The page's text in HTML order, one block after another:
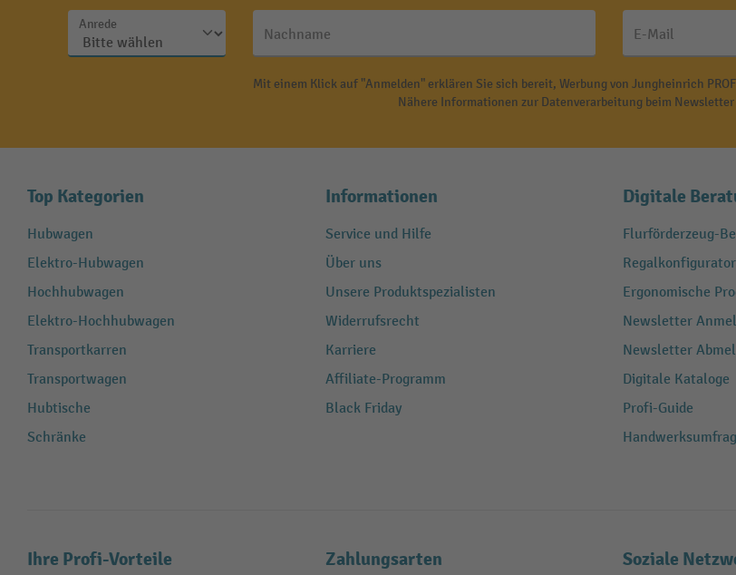
Anrede
Nachname E-Mail
Mit einem Klick auf "Anmelden" erklären Sie sich bereit, Werbung von Jungheinrich
Nähere Informationen zur Datenverarbeitung beim
Top Kategorien
Hubwagen
Elektro-Hubwagen
Hochhubwagen
Elektro-Hochhubwagen
Transportkarren
Transportwagen
Hubtische
Schränke
Informationen
Service und Hilfe
Über uns
Unsere Produktspezialisten
Widerrufsrecht
Karriere
Affiliate-Programm
Black Friday
Digitale
Flurförderzeug-
Regalkonfigurator
Ergonomische
Newsletter
Newsletter
Digitale Kataloge
Profi-Guide
Ihre Profi-Vorteile Zahlungsarten Soziale